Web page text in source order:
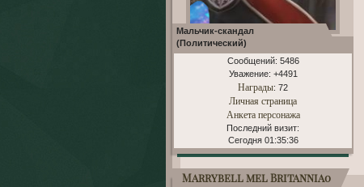
Мальчик-скандал
(Политический)
Сообщений: 5486
Уважение: +4491
Награды: 72
Личная страница
Анкета персонажа
Последний визит:
Сегодня 01:35:36
Marrybell mel Britannia0